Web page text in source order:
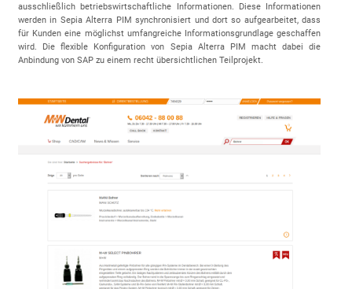
ausschließlich betriebswirtschaftliche Informationen. Diese Informationen
werden in Sepia Alterra PIM synchronisiert und dort so aufgearbeitet, dass
für Kunden eine möglichst umfangreiche Informationsgrundlage geschaffen
wird. Die flexible Konfiguration von Sepia Alterra PIM macht dabei die
Anbindung von SAP zu einem recht übersichtlichen Teilprojekt.